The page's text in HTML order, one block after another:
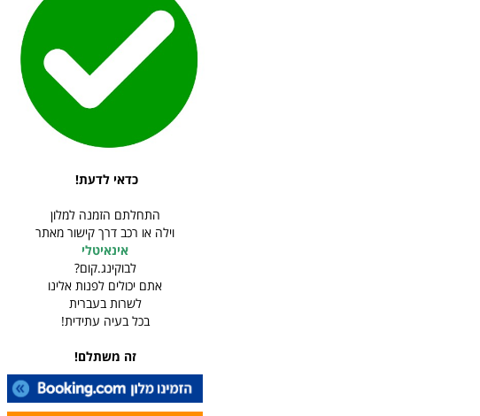
כדאי לדעת!
התחלתם הזמנה למלון
וילה או רכב דרך קישור מאתר
אינאיטלי
לבוקינג.קום?
אתם יכולים לפנות אלינו
לשרות בעברית
בכל בעיה עתידית!
זה משתלם!